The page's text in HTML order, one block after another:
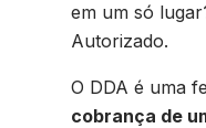
em um só
Autorizado.
O DDA é uma
cobrança de